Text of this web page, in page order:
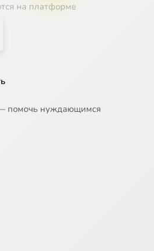
на платформе
помочь нуждающимся